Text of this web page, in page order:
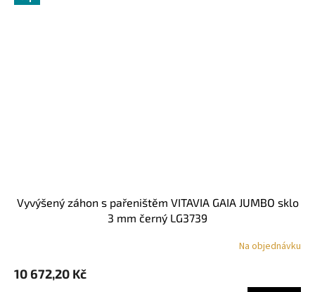
vyvýšený záhon s pařeništěm VITAVIA GAIA JUMBO sklo
3 mm černý LG3739
Na objednávku
10 672,20 Kč